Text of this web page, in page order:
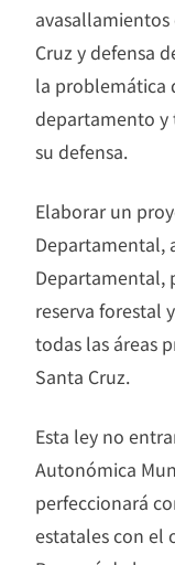
Cruz y defensa
la problemática
departamento y
su defensa.
Elaborar un
Departamental,
Departamental,
reserva forestal
todas las áreas
Santa Cruz.
Esta ley no
Autonómica
perfeccionará
estatales con el